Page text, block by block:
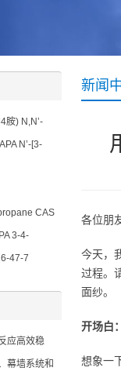
新闻
各位朋
今天，
过程。
面纱。
开场白
想象一
胺) N,N’-
CAS
N’-[3-
1,3-
No 104-
5332-73-0
CAS
3-4-
73-0
47-7
应高效稳
幕墙系统和